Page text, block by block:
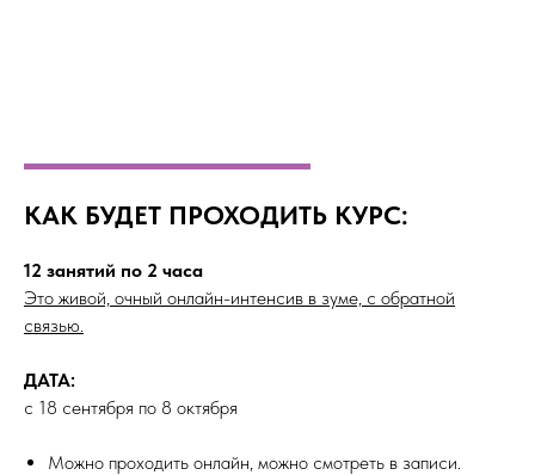
КАК БУДЕТ ПРОХОДИТЬ КУРС:
12 занятий по 2 часа
Это живой, очный онлайн-интенсив в зуме, с обратной
связью.
ДАТА:
с 18 сентября по 8 октября
Можно проходить онлайн, можно смотреть в записи.